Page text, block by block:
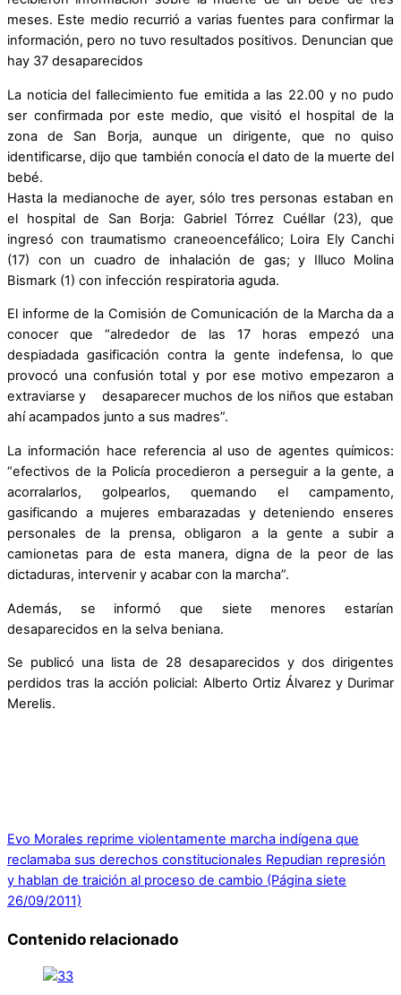
meses. Este medio recurrió a varias fuentes para confirmar la
información, pero no tuvo resultados positivos. Denuncian que
hay 37 desaparecidos
La noticia del fallecimiento fue emitida a las 22.00 y no pudo
ser confirmada por este medio, que visitó el hospital de la
zona de San Borja, aunque un dirigente, que no quiso
identificarse, dijo que también conocía el dato de la muerte del
bebé.
Hasta la medianoche de ayer, sólo tres personas estaban en
el hospital de San Borja: Gabriel Tórrez Cuéllar (23), que
ingresó con traumatismo craneoencefálico; Loira Ely Canchi
(17) con un cuadro de inhalación de gas; y Illuco Molina
Bismark (1) con infección respiratoria aguda.
El informe de la Comisión de Comunicación de la Marcha da a
conocer que “alrededor de las 17 horas empezó una
despiadada gasificación contra la gente indefensa, lo que
provocó una confusión total y por ese motivo empezaron a
extraviarse y desaparecer muchos de los niños que estaban
ahí acampados junto a sus madres”.
La información hace referencia al uso de agentes químicos:
“efectivos de la Policía procedieron a perseguir a la gente, a
acorralarlos, golpearlos, quemando el campamento,
gasificando a mujeres embarazadas y deteniendo enseres
personales de la prensa, obligaron a la gente a subir a
camionetas para de esta manera, digna de la peor de las
dictaduras, intervenir y acabar con la marcha”.
Además, se informó que siete menores estarían
desaparecidos en la selva beniana.
Se publicó una lista de 28 desaparecidos y dos dirigentes
perdidos tras la acción policial: Alberto Ortiz Álvarez y Durimar
Merelis.
Evo Morales reprime violentamente marcha indígena que
reclamaba sus derechos constitucionales Repudian represión
y hablan de traición al proceso de cambio (Página siete
26/09/2011)
Contenido relacionado